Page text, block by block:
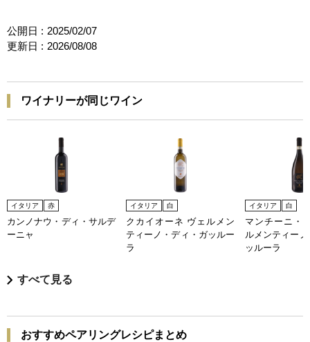
公開日 : 2025/02/07
更新日 : 2026/08/08
ワイナリーが同じワイン
イタリア 赤
カンノナウ・ディ・サルデ
ーニャ
イタリア 白
クカイオーネ ヴェルメン
ティーノ・ディ・ガッルー
ラ
イタリア 白
マンチーニ・
ルメンティー
ッルーラ
すべて見る
おすすめペアリングレシピまとめ